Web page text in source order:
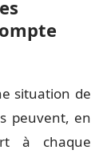
situation de
peuvent, en
à chaque